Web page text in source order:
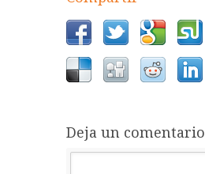
Deja un comentario